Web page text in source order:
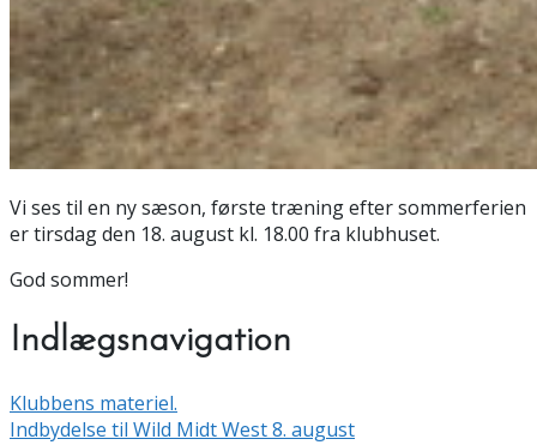
Vi ses til en ny sæson, første træning efter sommerferien
er tirsdag den 18. august kl. 18.00 fra klubhuset.
God sommer!
Indlægsnavigation
Klubbens materiel.
Indbydelse til Wild Midt West 8. august